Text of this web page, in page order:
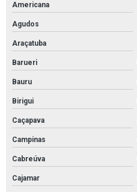
Pintura epóxi piso preço
Pintura epóxi posto de gasolina
Pintura epóxi preço
Pintura epóxi quadra poliesportiva
Pintura estacionamento garagem
Pintura linhas estacionamento
Pintura para quadra de futebol
Americana
Agudos
Araçatuba
Barueri
Bauru
Birigui
Caçapava
Campinas
Cabreúva
Cajamar